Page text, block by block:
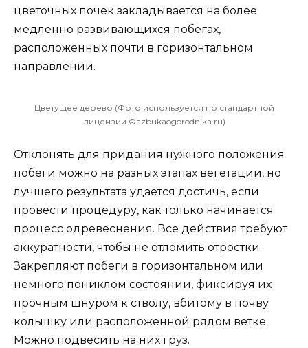
цветочных почек закладывается на более
медленно развивающихся побегах,
расположенных почти в горизонтальном
направлении.
Цветущее дерево (Фото используется по стандартной
лицензии ©azbukaogorodnika.ru)
Отклонять для придания нужного положения
побеги можно на разных этапах вегетации, но
лучшего результата удается достичь, если
провести процедуру, как только начинается
процесс одревеснения. Все действия требуют
аккуратности, чтобы не отломить отростки.
Закрепляют побеги в горизонтальном или
немного пониклом состоянии, фиксируя их
прочным шнуром к стволу, вбитому в почву
колышку или расположенной рядом ветке.
Можно подвесить на них груз.